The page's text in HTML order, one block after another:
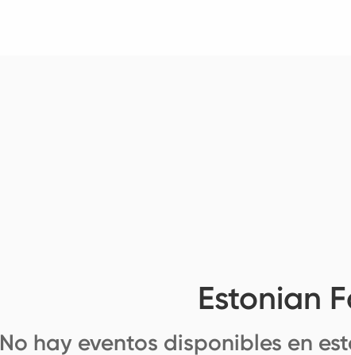
Estonian
No hay eventos disponibles en